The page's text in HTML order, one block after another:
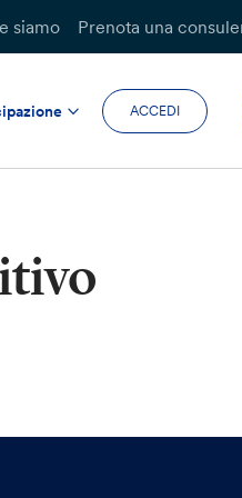
siamo Prenota una
ACCEDI